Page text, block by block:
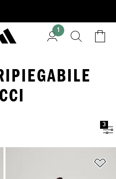
1
3
Aggiungi alla lista dei desideri